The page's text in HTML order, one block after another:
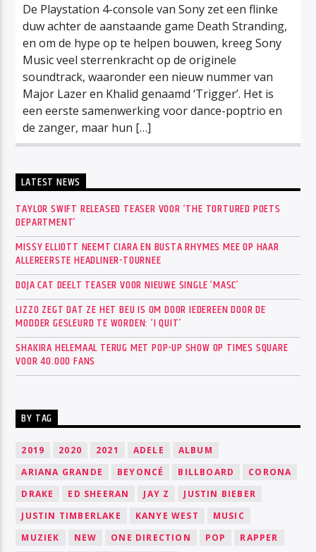
De Playstation 4-console van Sony zet een flinke
duw achter de aanstaande game Death Stranding,
en om de hype op te helpen bouwen, kreeg Sony
Music veel sterrenkracht op de originele
soundtrack, waaronder een nieuw nummer van
Major Lazer en Khalid genaamd ‘Trigger’. Het is
een eerste samenwerking voor dance-poptrio en
de zanger, maar hun […]
LATEST NEWS
TAYLOR SWIFT RELEASED TEASER VOOR ‘THE TORTURED POETS
DEPARTMENT’
MISSY ELLIOTT NEEMT CIARA EN BUSTA RHYMES MEE OP HAAR
ALLEREERSTE HEADLINER-TOURNEE
DOJA CAT DEELT TEASER VOOR NIEUWE SINGLE ‘MASC’
LIZZO ZEGT DAT ZE HET BEU IS OM DOOR IEDEREEN DOOR DE
MODDER GESLEURD TE WORDEN: ‘I QUIT’
SHAKIRA HELEMAAL TERUG MET POP-UP SHOW OP TIMES SQUARE
VOOR 40.000 FANS
BY TAG
2019 2020 2021 ADELE
ALBUM
ARIANA GRANDE
BEYONCÉ BILLBOARD
CORONA
DRAKE
ED SHEERAN JAY Z
JUSTIN BIEBER
JUSTIN TIMBERLAKE
KANYE WEST
MUSIC
MUZIEK
NEW ONE DIRECTION POP
RAPPER